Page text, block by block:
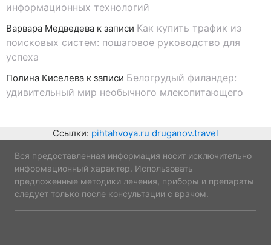
информационных технологий
Варвара Медведева к записи Как купить трафик из
поисковых систем: пошаговое руководство для
успеха
Полина Киселева к записи Белогрудый филандер:
удивительный мир необычного млекопитающего
Ссылки: pihtahvoya.ru druganov.travel
Вся предоставленная информация носит исключительно
информационный характер. Использовать
предложенные методики лечения, приборы и препараты
следует только после консультации с врачом.